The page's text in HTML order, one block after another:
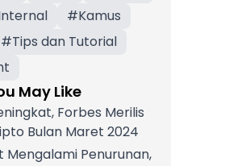
#Kamus
#Tips dan Tutorial
May Like
Forbes Merilis
Bulan Maret 2024
Penurunan,